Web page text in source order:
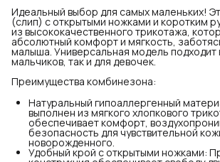
Идеальный выбор для самых маленьких!
(слип) с открытыми ножками и коротким
из высококачественного трикотажа,
абсолютный комфорт и мягкость,
малыша. Универсальная модель подходит
мальчиков, так и для девочек.
Преимущества комбинезона:
Натуральный гипоаллергенный
выполнен из мягкого хлопкового
обеспечивает комфорт,
безопасность для чувствительной
новорожденного.
Удобный крой с открытыми ножками: